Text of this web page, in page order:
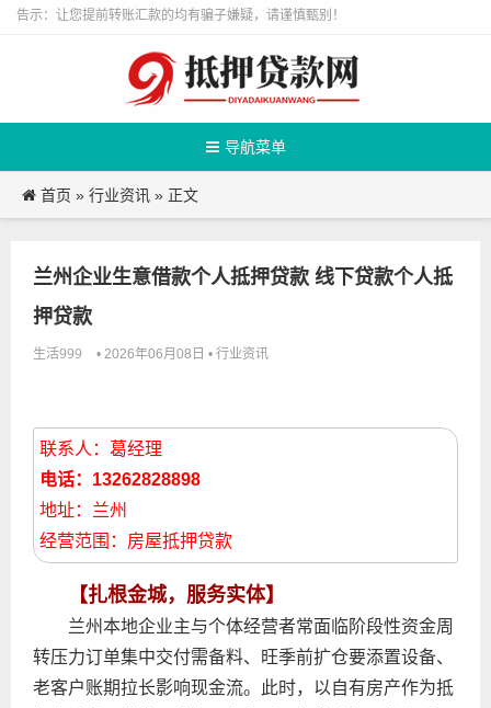
告示：让您提前转账汇款的均有骗子嫌疑，请谨慎甄别！
导航菜单
首页 » 行业资讯 » 正文
兰州企业生意借款个人抵押贷款 线下贷款个人抵
押贷款
生活999 • 2026年06月08日 • 行业资讯
联系人：葛经理
电话：13262828898
地址：兰州
经营范围：房屋抵押贷款
【扎根金城，服务实体】
兰州本地企业主与个体经营者常面临阶段性资金周
转压力订单集中交付需备料、旺季前扩仓要添置设备、
老客户账期拉长影响现金流。此时，以自有房产作为抵